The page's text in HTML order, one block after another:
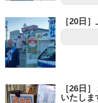
［20日
［26日
いたしま